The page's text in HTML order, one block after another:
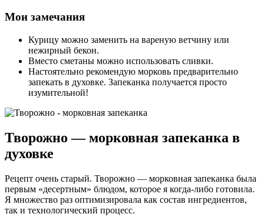
Мои замечания
Курицу можно заменить на вареную ветчину или
нежирный бекон.
Вместо сметаны можно использовать сливки.
Настоятельно рекомендую морковь предварительно
запекать в духовке. Запеканка получается просто
изумительной!
Творожно — морковная запеканка в
духовке
Рецепт очень старый. Творожно — морковная запеканка была
первым «десертным» блюдом, которое я когда-либо готовила.
Я множество раз оптимизировала как состав ингредиентов,
так и технологический процесс.